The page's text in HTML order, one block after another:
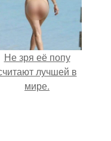
Не зря её попу
лучшей в
мире.